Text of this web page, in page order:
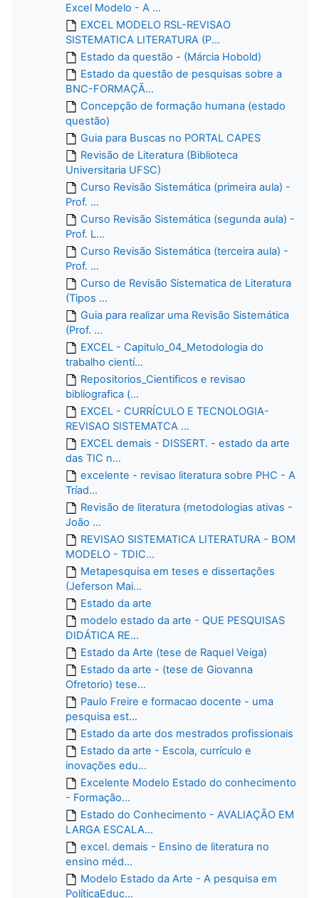
Excel Modelo - A ...
EXCEL MODELO RSL-REVISAO
SISTEMATICA LITERATURA (P...
Estado da questão - (Márcia Hobold)
Estado da questão de pesquisas sobre a
BNC-FORMAÇÃ...
Concepção de formação humana (estado
questão)
Guia para Buscas no PORTAL CAPES
Revisão de Literatura (Biblioteca
Universitaria UFSC)
Curso Revisão Sistemática (primeira aula) -
Prof. ...
Curso Revisão Sistemática (segunda aula) -
Prof. L...
Curso Revisão Sistemática (terceira aula) -
Prof. ...
Curso de Revisão Sistematica de Literatura
(Tipos ...
Guia para realizar uma Revisão Sistemática
(Prof. ...
EXCEL - Capitulo_04_Metodologia do
trabalho cientí...
Repositorios_Cientificos e revisao
bibliografica (...
EXCEL - CURRÍCULO E TECNOLOGIA-
REVISAO SISTEMATCA ...
EXCEL demais - DISSERT. - estado da arte
das TIC n...
excelente - revisao literatura sobre PHC - A
Tríad...
Revisão de literatura (metodologias ativas -
João ...
REVISAO SISTEMATICA LITERATURA - BOM
MODELO - TDIC...
Metapesquisa em teses e dissertações
(Jeferson Mai...
Estado da arte
modelo estado da arte - QUE PESQUISAS
DIDÁTICA RE...
Estado da Arte (tese de Raquel Veiga)
Estado da arte - (tese de Giovanna
Ofretorio) tese...
Paulo Freire e formacao docente - uma
pesquisa est...
Estado da arte dos mestrados profissionais
Estado da arte - Escola, currículo e
inovações edu...
Excelente Modelo Estado do conhecimento
- Formação...
Estado do Conhecimento - AVALIAÇÃO EM
LARGA ESCALA...
excel. demais - Ensino de literatura no
ensino méd...
Modelo Estado da Arte - A pesquisa em
PolíticaEduc...